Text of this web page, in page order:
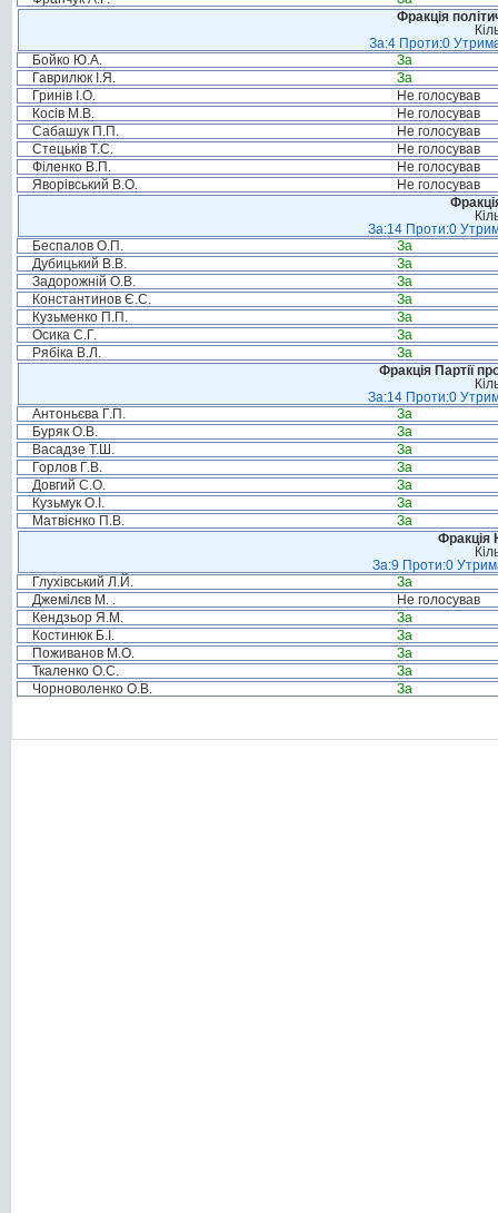
Фракція
За:4 Проти:0
Бойко Ю.А.
За
Гаврилюк І.Я.
За
Гринів І.О.
Не голосував
Косів М.В.
Не голосував
Сабашук П.П.
Не голосував
Стецьків Т.С.
Не голосував
Філенко В.П.
Не голосував
Яворівський В.О.
Не голосував
За:14 Проти:0
Беспалов О.П.
За
Дубицький В.В.
За
Задорожній О.В.
За
Константинов Є.С.
За
Кузьменко П.П.
За
Осика С.Г.
За
Рябіка В.Л.
За
Фракція Партії
За:14 Проти:0
Антоньєва Г.П.
За
Буряк О.В.
За
Васадзе Т.Ш.
За
Горлов Г.В.
За
Довгий С.О.
За
Кузьмук О.І.
За
Матвієнко П.В.
За
Фракція
За:9 Проти:0
Глухівський Л.Й.
За
Джемілєв М. .
Не голосував
Кендзьор Я.М.
За
Костинюк Б.І.
За
Поживанов М.О.
За
Ткаленко О.С.
За
Чорноволенко О.В.
За